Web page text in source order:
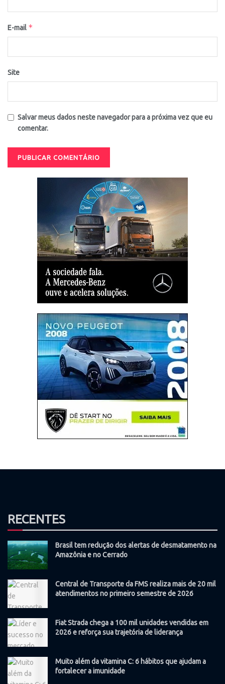
E-mail *
Site
Salvar meus dados neste navegador para a próxima vez que eu
comentar.
RECENTES
Brasil tem redução dos alertas de desmatamento na
Amazônia e no Cerrado
Central de Transporte da FMS realiza mais de 20 mil
atendimentos no primeiro semestre de 2026
Fiat Strada chega a 100 mil unidades vendidas em
2026 e reforça sua trajetória de liderança
Muito além da vitamina C: 6 hábitos que ajudam a
fortalecer a imunidade